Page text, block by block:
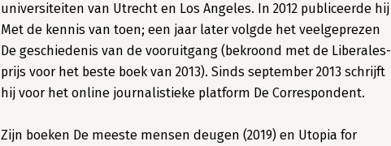
universiteiten van Utrecht en Los Angeles. In 2012 publiceerde hij
Met de kennis van toen; een jaar later volgde het veelgeprezen
De geschiedenis van de vooruitgang (bekroond met de Liberales-
prijs voor het beste boek van 2013). Sinds september 2013 schrijft
hij voor het online journalistieke platform De Correspondent.
Zijn boeken De meeste mensen deugen (2019) en Utopia for